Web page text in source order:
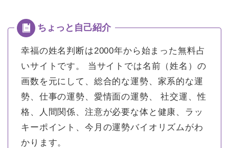
幸福の姓名判断は2000年から始まった無料占
いサイトです。
当サイトでは名前（姓名）の
画数を元にして、総合的な運勢、家系的な運
勢、仕事の運勢、愛情面の運勢、 社交運、性
格、人間関係、注意が必要な体と健康、ラッ
キーポイント、今月の運勢バイオリズムがわ
かります。